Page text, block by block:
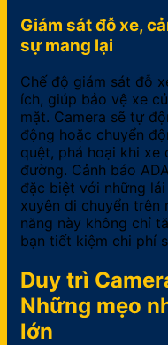
Giám sát đỗ xe,
sự mang lại
Chế độ giám sát đỗ
ích, giúp bảo vệ xe
mặt. Camera sẽ tự
động hoặc chuyển
quệt, phá hoại khi
đường. Cảnh báo
đặc biệt với những
xuyên di chuyển trên
năng này không chỉ
bạn tiết kiệm chi phí
Duy trì
Những mẹo
lớn